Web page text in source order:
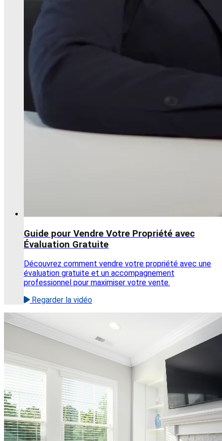
Guide pour Vendre Votre Propriété avec
Évaluation Gratuite
Découvrez comment vendre votre propriété avec une
évaluation gratuite et un accompagnement
professionnel pour maximiser votre vente.
Regarder la vidéo